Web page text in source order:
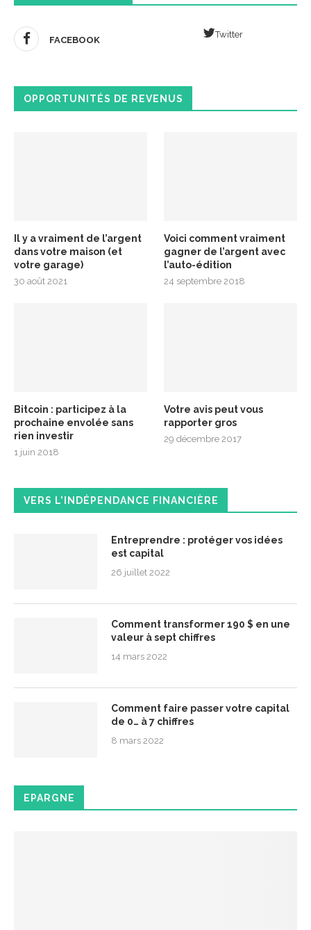
FACEBOOK
Twitter
OPPORTUNITÉS DE REVENUS
Il y a vraiment de l’argent
dans votre maison (et
votre garage)
30 août 2021
Voici comment vraiment
gagner de l’argent avec
l’auto-édition
24 septembre 2018
Bitcoin : participez à la
prochaine envolée sans
rien investir
1 juin 2018
Votre avis peut vous
rapporter gros
29 décembre 2017
VERS L’INDÉPENDANCE FINANCIÈRE
Entreprendre : protéger vos idées
est capital
26 juillet 2022
Comment transformer 190 $ en une
valeur à sept chiffres
14 mars 2022
Comment faire passer votre capital
de 0… à 7 chiffres
8 mars 2022
EPARGNE